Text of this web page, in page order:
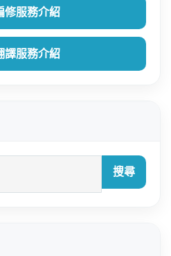
修服務介紹
譯服務介紹
搜尋